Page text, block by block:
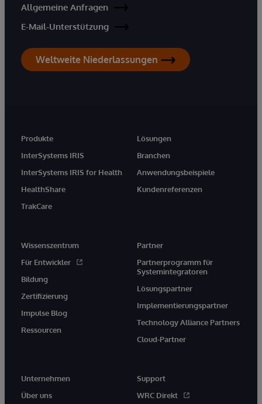
Allgemeine Anfragen
E-Mail-Unterstützung
Weltweite Niederlassungen
Produkte
InterSystems IRIS
InterSystems IRIS for Health
HealthShare
TrakCare
Lösungen
Branchen
Anwendungsbeispiele
Kundenreferenzen
Wissenszentrum
Für Entwickler
Bildung
Zertifizierung
Impulse Blog
Ressourcen
Partner
Partnerprogramm für
Systemintegratoren
Lösungspartner
Implementierungspartner
Technology Alliance Partners
Cloud-Partner
Unternehmen
Über uns
Support
WRC Direkt